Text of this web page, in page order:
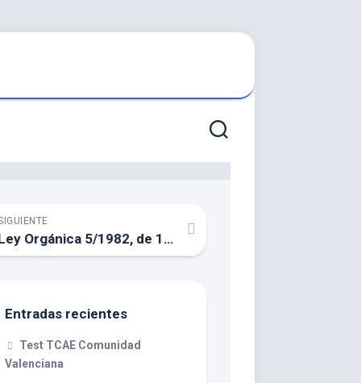
Ley Orgánica 5/1982, de 1 de julio, de Estatuto de Autonomía de la Comunidad Valenciana.
Entradas recientes
Test TCAE Comunidad
Valenciana